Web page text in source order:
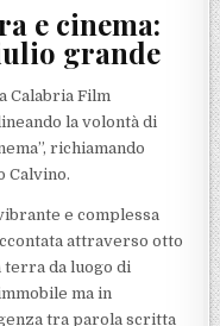
e cinema:
grande
Calabria Film
la volontà di
richiamando
Calvino.
e complessa
attraverso otto
da luogo di
ma in
tra parola scritta